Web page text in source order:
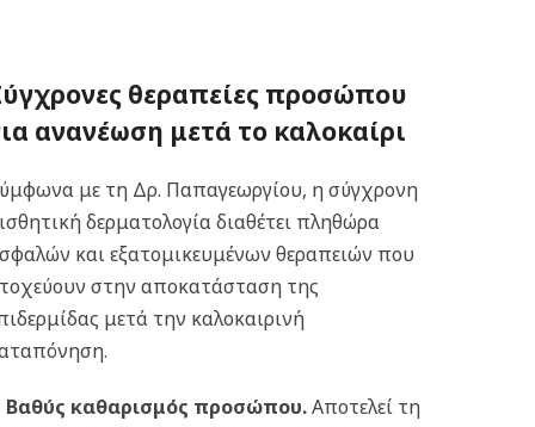
θεραπείες προσώπου
ανανέωση μετά το καλοκαίρι
με τη Δρ. Παπαγεωργίου, η σύγχρονη
δερματολογία διαθέτει πληθώρα
και εξατομικευμένων θεραπειών που
στην αποκατάσταση της
μετά την καλοκαιρινή
Βαθύς καθαρισμός προσώπου.Αποτελεί τη